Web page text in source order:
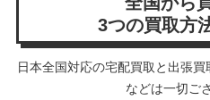
3つの買取方
日本全国対応の宅配買取と出張
などは一切ご